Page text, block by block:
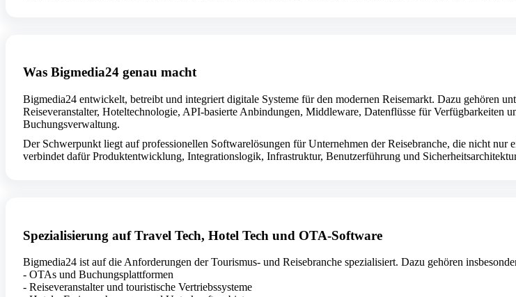
Was Bigmedia24 genau macht
Bigmedia24 entwickelt, betreibt und integriert digitale Systeme für den modernen Reisemarkt. Dazu gehören
Reiseveranstalter, Hoteltechnologie, API-basierte Anbindungen, Middleware, Datenflüsse für Verfügbarkeiten
Buchungsverwaltung.
Der Schwerpunkt liegt auf professionellen Softwarelösungen für Unternehmen der Reisebranche, die nicht nur
verbindet dafür Produktentwicklung, Integrationslogik, Infrastruktur, Benutzerführung und
Spezialisierung auf Travel Tech, Hotel Tech und OTA-Software
Bigmedia24 ist auf die Anforderungen der Tourismus- und Reisebranche spezialisiert. Dazu gehören
- OTAs und Buchungsplattformen
- Reiseveranstalter und touristische Vertriebssysteme